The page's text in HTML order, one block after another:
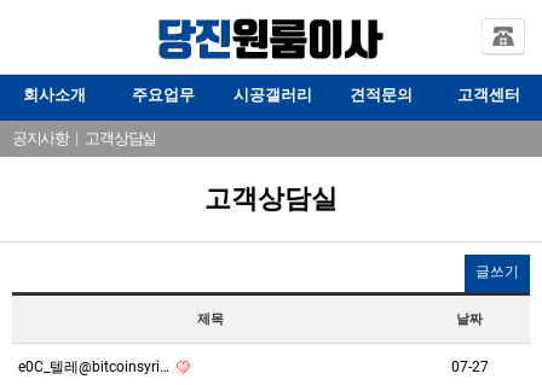
회사소개 주요업무 시공갤러리 견적문의 고객센터
공지사항| 고객상담실
고객상담실
글쓰기
제목 날짜
e0C_텔레@bitcoinsyri… 07-27